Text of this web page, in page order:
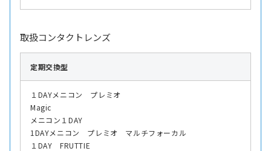
取扱コンタクトレンズ
定期交換型
１DAYメニコン プレミオ
Magic
メニコン１DAY
1DAYメニコン プレミオ マルチフォーカル
１DAY FRUTTIE